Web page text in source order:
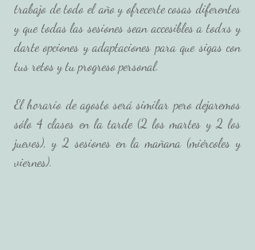
trabajo de todo el año y ofrecerte cosas diferentes
y que todas las sesiones sean accesibles a todxs y
darte opciones y adaptaciones para que sigas con
tus retos y tu progreso personal.
El horario de agosto será similar pero dejaremos
sólo 4 clases en la tarde (2 los martes y 2 los
jueves), y 2 sesiones en la mañana (miércoles y
viernes).